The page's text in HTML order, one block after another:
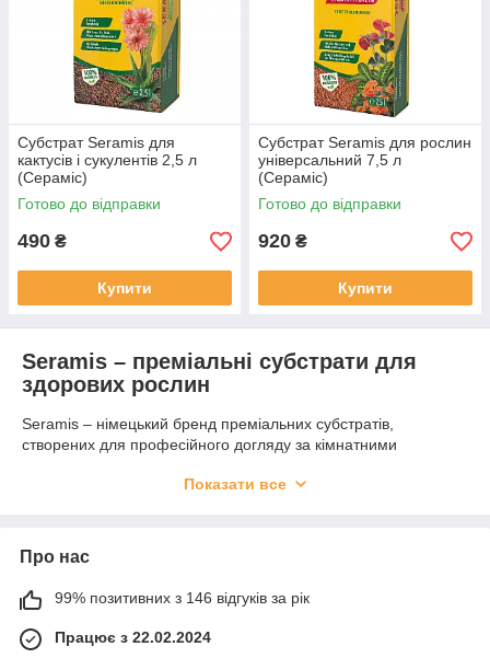
Субстрат Seramis для
кактусів і сукулентів 2,5 л
(Сераміс)
Готово до відправки
490 ₴
Купити
Субстрат Seramis для рослин
універсальний 7,5 л
(Сераміс)
Готово до відправки
920 ₴
Купити
Seramis – преміальні субстрати для
здорових рослин
Seramis – німецький бренд преміальних субстратів,
створених для професійного догляду за кімнатними
обпаленої глини, які довго утримують вологу, рівномірно
загнивання коріння чи появи ґрунтових мушок зведений до
мінімуму.
В інтернет-магазині Shopa можна купити три види найбільш
Універсальний субстрат Seramis для кімнатних
Показати все
Про нас
99% позитивних з 146 відгуків за рік
Працює з 22.02.2024